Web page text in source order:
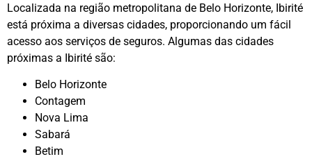
Localizada na região metropolitana de Belo Horizonte, Ibirité
está próxima a diversas cidades, proporcionando um fácil
acesso aos serviços de seguros. Algumas das cidades
próximas a Ibirité são:
Belo Horizonte
Contagem
Nova Lima
Sabará
Betim